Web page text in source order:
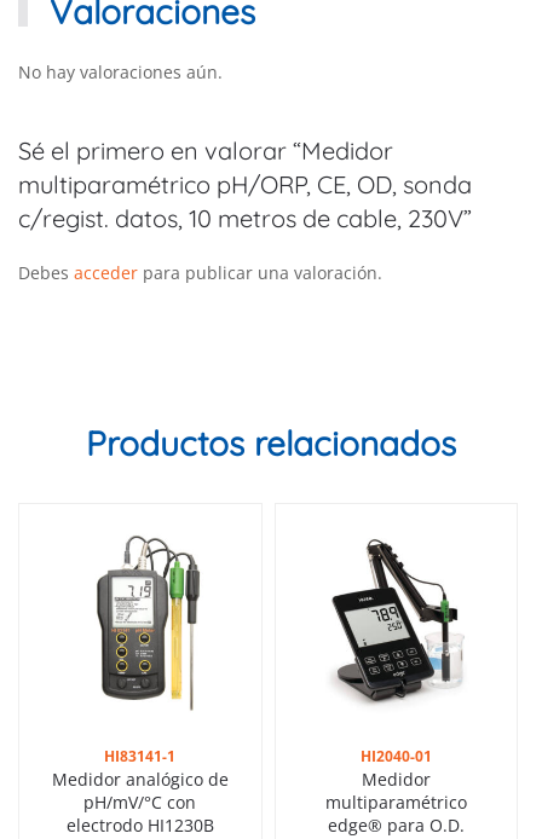
Valoraciones
No hay valoraciones aún.
Sé el primero en valorar “Medidor
multiparamétrico pH/ORP, CE, OD, sonda
c/regist. datos, 10 metros de cable, 230V”
Debes acceder para publicar una valoración.
Productos relacionados
HI83141-1
Medidor analógico de
pH/mV/°C con
electrodo HI1230B
HI2040-01
Medidor
multiparamétrico
edge® para O.D.